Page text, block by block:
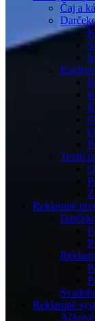
Čaj a
Textil
Reklamné
Reklamné